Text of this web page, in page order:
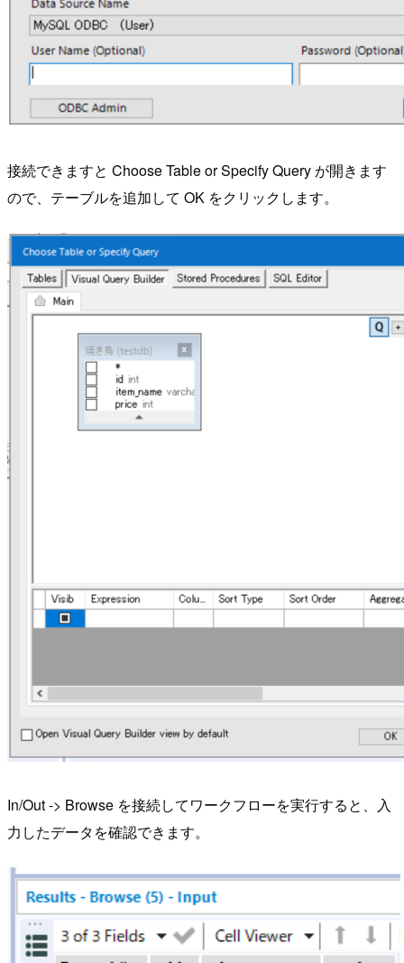
接続できますと Choose Table or Specify Query が開きます
ので、テーブルを追加して OK をクリックします。
In/Out -> Browse を接続してワークフローを実行すると、入
力したデータを確認できます。